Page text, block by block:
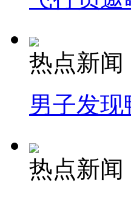
热点新闻
男子发
热点新闻